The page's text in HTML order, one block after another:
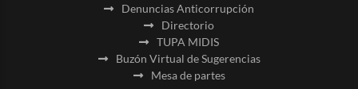
Denuncias Anticorrupción
Directorio
TUPA MIDIS
Buzón Virtual de Sugerencias
Mesa de partes